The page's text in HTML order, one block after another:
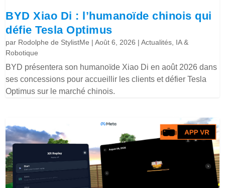
BYD Xiao Di : l’humanoïde chinois qui
défie Tesla Optimus
par Rodolphe de StylistMe |Août 6, 2026 |Actualités IA &
Robotique
BYD présentera son humanoïde Xiao Di en août 2026 dans
ses concessions pour accueillir les clients et défier Tesla
Optimus sur le marché chinois.